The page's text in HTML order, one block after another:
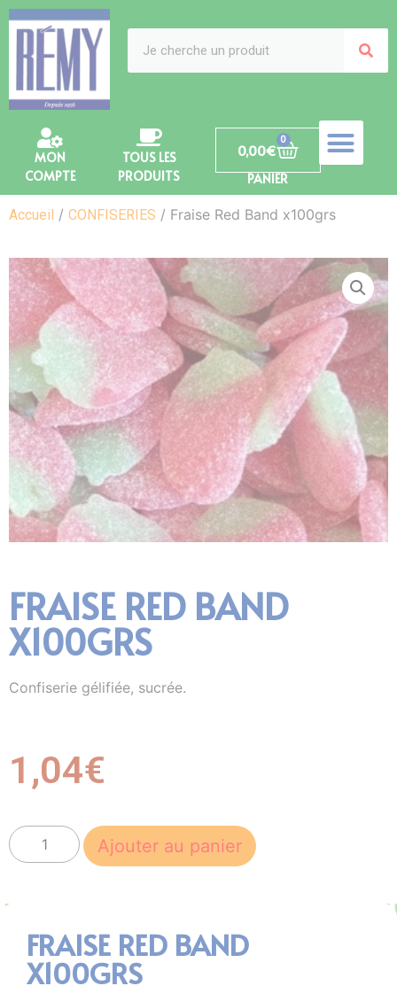
MON
COMPTE
TOUS LES
PRODUITS
0,00€
0
PANIER
Accueil / CONFISERIES / Fraise Red Band x100grs
FRAISE RED BAND
X100GRS
Confiserie gélifiée, sucrée.
1,04€
Ajouter au panier
FRAISE RED BAND
X100GRS